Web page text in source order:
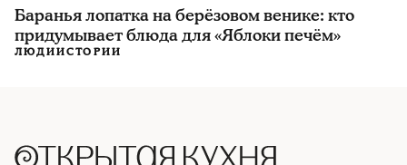
Баранья лопатка на берёзовом венике: кто
придумывает блюда для «Яблоки печём»
ЛЮДИИСТОРИИ